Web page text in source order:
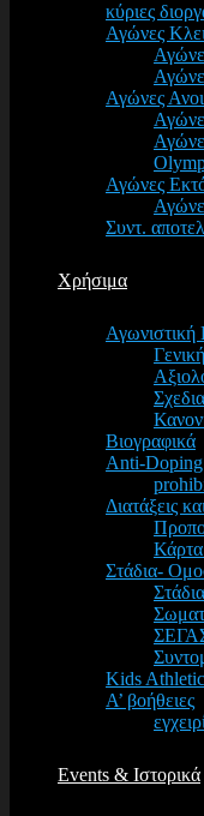
κύριες
Αγώνες
Αγώνες
Αγώνες
Συντ.
Χρήσιμα
Αγωνιστική
Βιογραφικά
Anti-Doping
Διατάξεις
Κάρτα
Στάδια-
Kids
Α’ βοήθειες
Events & Ιστορικά